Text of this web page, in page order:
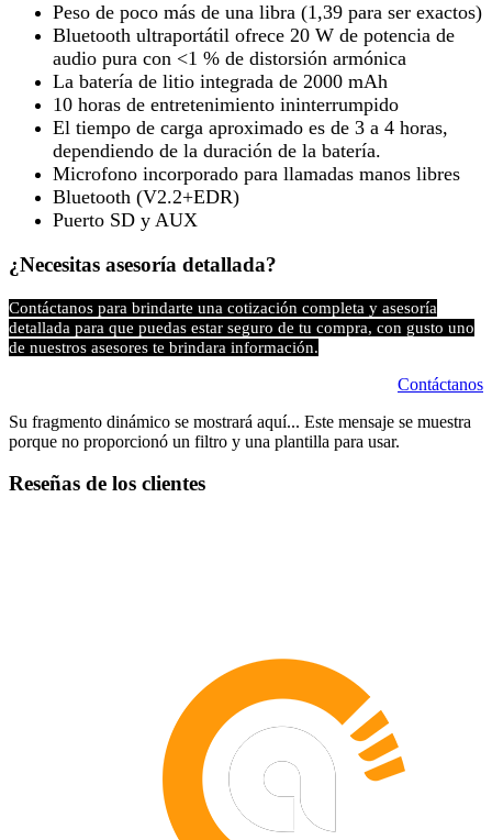
Peso de poco más de una libra (1,39 para ser exactos)
Bluetooth ultraportátil ofrece 20 W de potencia de
audio pura con <1 % de distorsión armónica
La batería de litio integrada de 2000 mAh
10 horas de entretenimiento ininterrumpido
El tiempo de carga aproximado es de 3 a 4 horas,
dependiendo de la duración de la batería.
Microfono incorporado para llamadas manos libres
Bluetooth (V2.2+EDR)
Puerto SD y AUX
¿Necesitas asesoría detallada?
Contáctanos para brindarte una cotización completa y asesoría
detallada para que puedas estar seguro de tu compra, con gusto uno
de nuestros asesores te brindara información.
Contáctanos
Su fragmento dinámico se mostrará aquí... Este mensaje se muestra
porque no proporcionó un filtro y una plantilla para usar.
Reseñas de los clientes